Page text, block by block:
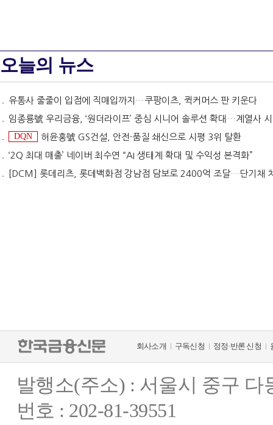
오늘의 뉴스
유통사 줄줄이 입점에 직매입까지…쿠팡이츠, 퀵커머스 판 키운다
임종룡號 우리금융, ‘원더라이프’ 중심 시니어 솔루션 확대…계열사 시너지 '관건' [금융 시니어 비즈니
DQN
허윤홍號 GS건설, 안전·품질 쇄신으로 시평 3위 탈환
‘2Q 최대 매출’ 네이버 최수연 “AI 생태계 확대 및 수익성 본격화”
[DCM] 롯데리츠, 롯데백화점 강남점 담보로 2400억 조달…단기채
회사소개 구독신청 정정·반론 신청
발행소(주소) : 서울시 중구
번호 : 202-81-39551